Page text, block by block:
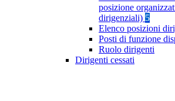
posizione
dirigenziali) 5
Elenco posizioni
Posti di funzione
Ruolo dirigenti
Dirigenti cessati